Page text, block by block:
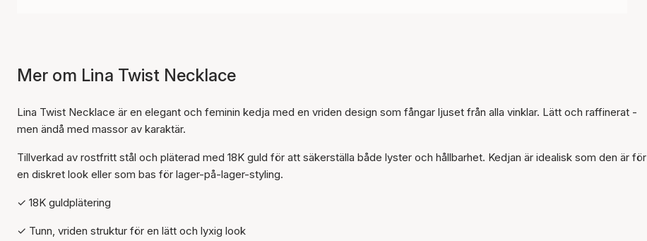
Mer om Lina Twist Necklace
Lina Twist Necklace är en elegant och feminin kedja med en vriden design som fångar ljuset från alla vinklar. Lätt och raffinerat -
men ändå med massor av karaktär.
Tillverkad av rostfritt stål och pläterad med 18K guld för att säkerställa både lyster och hållbarhet. Kedjan är idealisk som den är för
en diskret look eller som bas för lager-på-lager-styling.
✓ 18K guldplätering
✓ Tunn, vriden struktur för en lätt och lyxig look